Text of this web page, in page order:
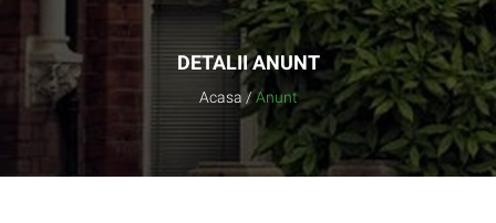
DETALII ANUNT
Acasa / Anunt